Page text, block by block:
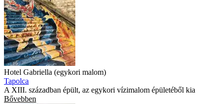
Hotel Gabriella (egykori malom)
Tapolca
A XIII. században épült, az egykori vízimalom épületéből kia
Bővebben